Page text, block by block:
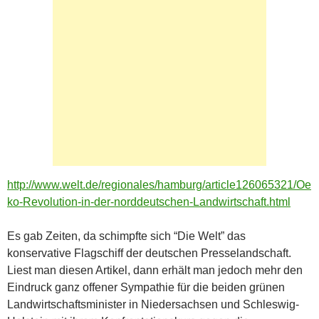
http://www.welt.de/regionales/hamburg/article126065321/Oe
ko-Revolution-in-der-norddeutschen-Landwirtschaft.html
Es gab Zeiten, da schimpfte sich “Die Welt” das
konservative Flagschiff der deutschen Presselandschaft.
Liest man diesen Artikel, dann erhält man jedoch mehr den
Eindruck ganz offener Sympathie für die beiden grünen
Landwirtschaftsminister in Niedersachsen und Schleswig-